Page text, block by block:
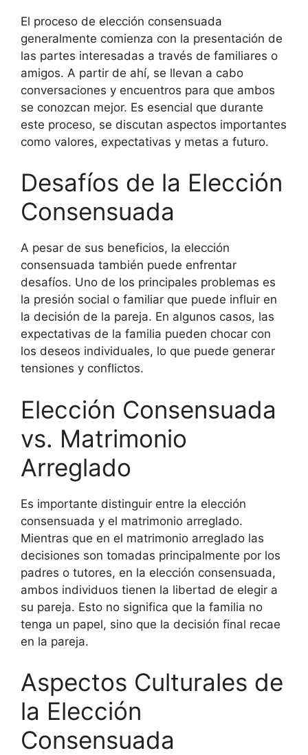
El proceso de elección consensuada
generalmente comienza con la presentación de
las partes interesadas a través de familiares o
amigos. A partir de ahí, se llevan a cabo
conversaciones y encuentros para que ambos
se conozcan mejor. Es esencial que durante
este proceso, se discutan aspectos importantes
como valores, expectativas y metas a futuro.
Desafíos de la Elección
Consensuada
A pesar de sus beneficios, la elección
consensuada también puede enfrentar
desafíos. Uno de los principales problemas es
la presión social o familiar que puede influir en
la decisión de la pareja. En algunos casos, las
expectativas de la familia pueden chocar con
los deseos individuales, lo que puede generar
tensiones y conflictos.
Elección Consensuada
vs. Matrimonio
Arreglado
Es importante distinguir entre la elección
consensuada y el matrimonio arreglado.
Mientras que en el matrimonio arreglado las
decisiones son tomadas principalmente por los
padres o tutores, en la elección consensuada,
ambos individuos tienen la libertad de elegir a
su pareja. Esto no significa que la familia no
tenga un papel, sino que la decisión final recae
en la pareja.
Aspectos Culturales de
la Elección
Consensuada